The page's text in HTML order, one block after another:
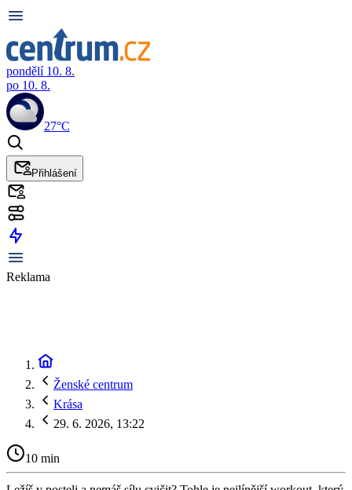
pondělí 10. 8.
po 10. 8.
27°C
Přihlášení
Reklama
Ženské centrum
Krása
29. 6. 2026, 13:22
10 min